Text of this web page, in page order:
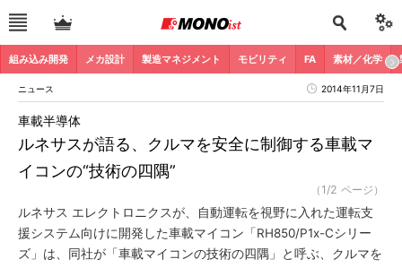
組み込み開発 メカ設計 製造マネジメント モビリティ FA 素材／化学
ニュース 2014年11月7日
ルネサスが語る、クルマを安全に制御する車載マ
イコンの“技術の四隅”
車載半導体
（1/2 ページ）
ルネサス エレクトロニクスが、自動運転を視野に入れた運転支
援システム向けに開発した車載マイコン「RH850/P1x-Cシリー
ズ」は、同社が「車載マイコンの技術の四隅」と呼ぶ、クルマを